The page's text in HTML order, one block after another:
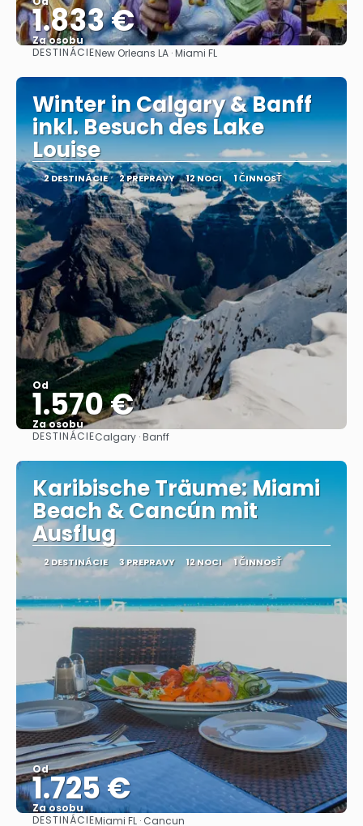
1.833 €
Za osobu
Pozrieť sa
DESTINÁCIENew Orleans LA · Miami FL
Winter in Calgary & Banff
inkl. Besuch des Lake
Louise
2 DESTINÁCIE 2 PREPRAVY 12 NOCI 1 ČINNOSŤ
Od
1.570 €
Za osobu
Pozrieť sa
DESTINÁCIECalgary · Banff
Karibische Träume: Miami
Beach & Cancún mit
Ausflug
2 DESTINÁCIE 3 PREPRAVY 12 NOCI 1 ČINNOSŤ
Od
1.725 €
Za osobu
DESTINÁCIEMiami FL · Cancun